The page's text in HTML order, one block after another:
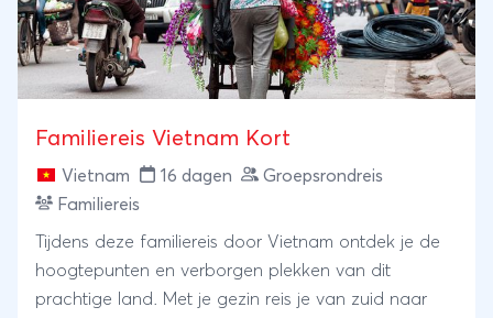
Familiereis Vietnam Kort
Vietnam 16 dagen
Groepsrondreis
Familiereis
Tijdens deze familiereis door Vietnam ontdek je de
hoogtepunten en verborgen plekken van dit
prachtige land. Met je gezin reis je van zuid naar